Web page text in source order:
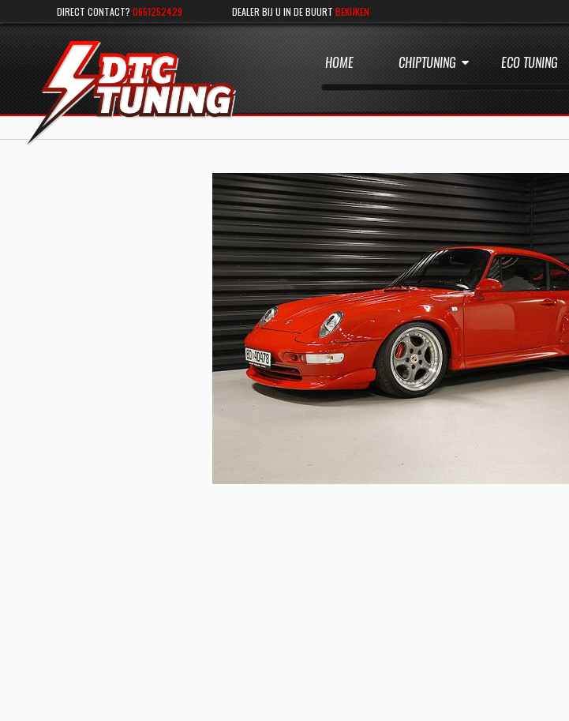
DIRECT CONTACT? 0651252429 DEALER BIJ U IN DE BUURT BEKIJKEN
HOME CHIPTUNING ECO TUNING